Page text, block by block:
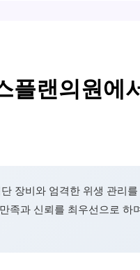
플랜의원에
장비와 엄격한 위생 관리
족과 신뢰를 최우선으로 하